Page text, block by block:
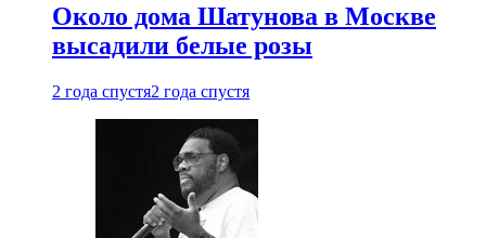
Около дома Шатунова в Москве
высадили белые розы
2 года спустя2 года спустя